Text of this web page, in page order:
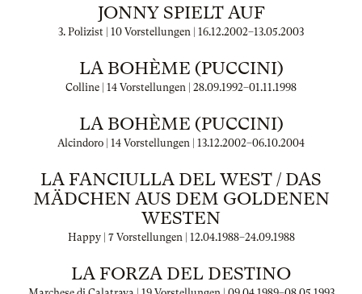
JONNY SPIELT AUF
3. Polizist | 10 Vorstellungen | 16.12.2002–13.05.2003
LA BOHÈME (PUCCINI)
Colline | 14 Vorstellungen | 28.09.1992–01.11.1998
LA BOHÈME (PUCCINI)
Alcindoro | 14 Vorstellungen | 13.12.2002–06.10.2004
LA FANCIULLA DEL WEST / DAS
MÄDCHEN AUS DEM GOLDENEN
WESTEN
Happy | 7 Vorstellungen | 12.04.1988–24.09.1988
LA FORZA DEL DESTINO